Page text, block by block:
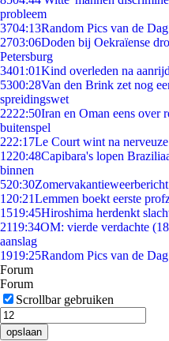
probleem
3704:13Random Pics van de
2703:06Doden bij Oekraïense
Petersburg
3401:01Kind overleden na
5300:28Van den Brink zet nog
spreidingswet
2222:50Iran en Oman eens over
buitenspel
222:17Le Court wint na
1220:48Capibara's lopen
binnen
520:30
1 20:21Lemmen boekt eerste
1519:45Hiroshima herdenkt
2119:34OM: vierde verdachte
aanslag
1919:25Random Pics van de
Forum
Forum
Scrollbar gebruiken
opslaan